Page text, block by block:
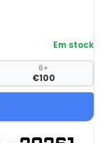
Em stock
6+
€100